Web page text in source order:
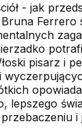
- jak
Ferrero
pisarz i
lepszego
i